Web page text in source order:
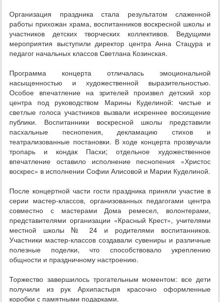
Организация праздника стала результатом слаженной
работы прихожан храма, воспитанников воскресной школы и
участников детских творческих коллективов. Ведущими
мероприятия выступили директор центра Анна Стацура и
педагог начальных классов Светлана Козинская.
Программа концерта отличалась эмоциональной
насыщенностью и художественной выразительностью.
Особое впечатление на зрителей произвел детский хор
центра под руководством Марины Куделиной: чистые и
светлые голоса участников вызвали искреннее восхищение
публики. Воспитанники воскресной школы представили
пасхальные песнопения, декламацию стихов и
театрализованные постановки. В ходе концерта прозвучали
тропарь и кондак Пасхи; отдельное художественное
впечатление оставило исполнение песнопения «Христос
воскрес» в исполнении Софии Алисовой и Марии Куделиной.
После концертной части гости праздника приняли участие в
серии мастер‑классов, организованных педагогами центра
совместно с мастерами Дома ремесел, волонтерами,
представителями организации «Красный Крест», учителями
местной школы № 24 и родителями воспитанников.
Участники мастер‑классов создавали сувениры и различные
полезные поделки, что способствовало укреплению
общности и праздничному настроению.
Торжество завершилось трогательным моментом: все дети
получили из рук Архипастыря красочно оформленные
коробки с памятными подарками.